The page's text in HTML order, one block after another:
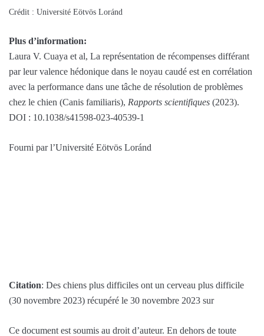
Crédit : Université Eötvös Loránd
Plus d’information:
Laura V. Cuaya et al, La représentation de récompenses différant
par leur valence hédonique dans le noyau caudé est en corrélation
avec la performance dans une tâche de résolution de problèmes
chez le chien (Canis familiaris), Rapports scientifiques (2023).
DOI : 10.1038/s41598-023-40539-1
Fourni par l’Université Eötvös Loránd
Citation: Des chiens plus difficiles ont un cerveau plus difficile
(30 novembre 2023) récupéré le 30 novembre 2023 sur
Ce document est soumis au droit d’auteur. En dehors de toute